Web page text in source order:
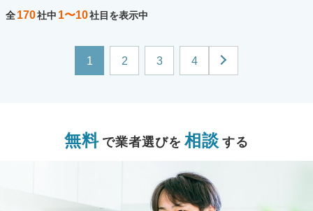
全170社中 1〜10社目を表示中
1 2 3 4
無料 で業者選びを 相談 する